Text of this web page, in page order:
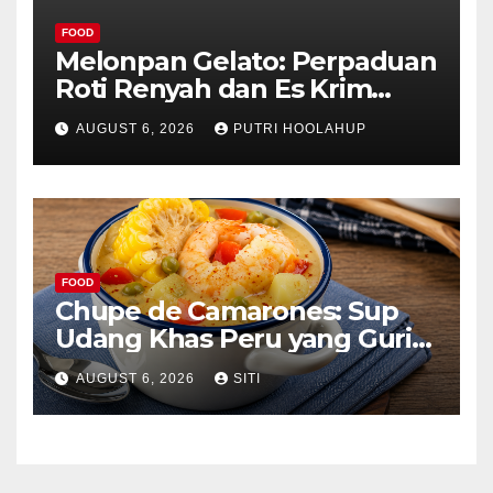
FOOD
Melonpan Gelato: Perpaduan
Roti Renyah dan Es Krim
Lembut yang Menggoda
AUGUST 6, 2026 PUTRI HOOLAHUP
FOOD
Chupe de Camarones: Sup
Udang Khas Peru yang Gurih
Lezat
AUGUST 6, 2026 SITI